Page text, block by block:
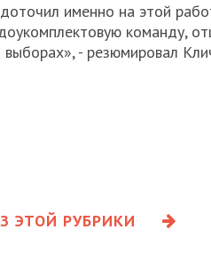
именно на этой
команду,
- резюмировал
ЭТОЙ РУБРИКИ